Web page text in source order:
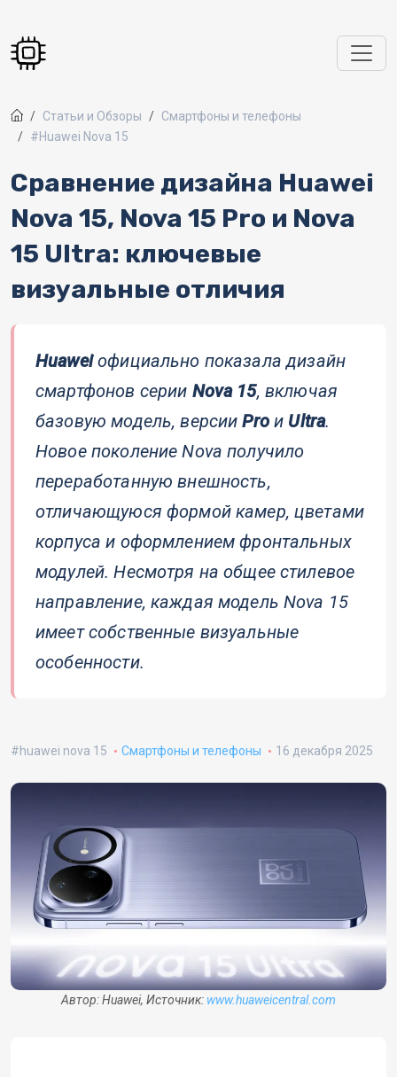
Статьи и Обзоры
Смартфоны и телефоны
#Huawei Nova 15
Сравнение дизайна Huawei
Nova 15, Nova 15 Pro и Nova
15 Ultra: ключевые
визуальные отличия
Huaweiофициально показала дизайн
смартфонов серии Nova 15, включая
базовую модель, версииProи Ultra.
Новое поколение Nova получило
переработанную внешность,
отличающуюся формой камер, цветами
корпуса и оформлением фронтальных
модулей. Несмотря на общее стилевое
направление, каждая модель Nova 15
имеет собственные визуальные
особенности.
huawei nova 15 Смартфоны и телефоны 16 декабря 2025
Автор: Huawei, Источник: www.huaweicentral.com